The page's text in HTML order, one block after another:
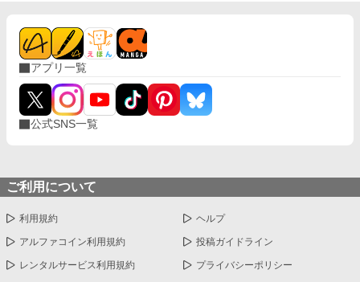
アプリ一覧
公式SNS一覧
ご利用について
利用規約 ヘルプ
アルファコイン利用規約 投稿ガイドライン
レンタルサービス利用規約 プライバシーポリシー